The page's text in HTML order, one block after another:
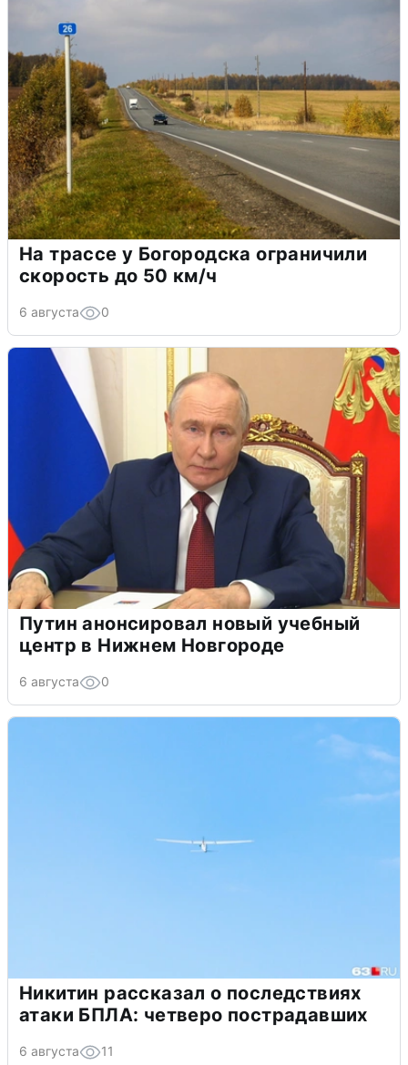
На трассе у Богородска ограничили
скорость до 50 км/ч
6 августа 0
Путин анонсировал новый учебный
центр в Нижнем Новгороде
6 августа 0
Никитин рассказал о последствиях
атаки БПЛА: четверо пострадавших
6 августа 11